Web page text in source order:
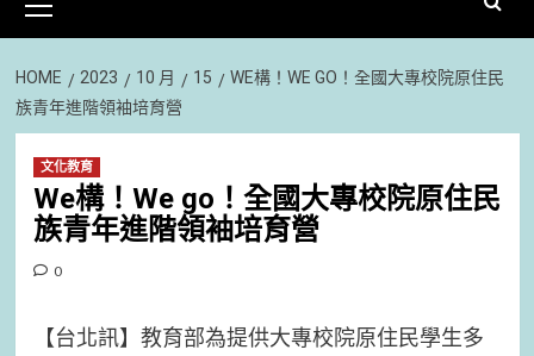
Menu
HOME 2023 10 月 15
WE構！WE GO！全國大專校院原住民
族青年進階領袖培育營
文化教育
We構！We go！全國大專校院原住民
族青年進階領袖培育營
0
【台北訊】教育部為提供大專校院原住民學生多